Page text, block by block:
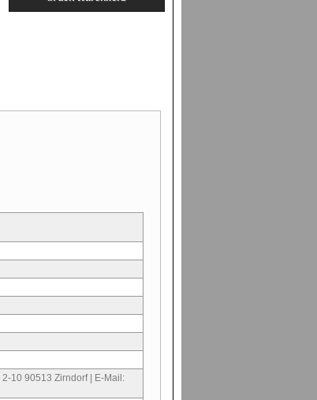
10 90513 Zirndorf | E-Mail: